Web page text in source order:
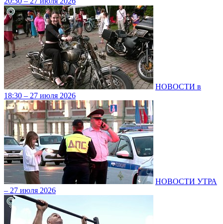
НОВОСТИ в
18:30 – 27 июля 2026
НОВОСТИ УТРА
– 27 июля 2026